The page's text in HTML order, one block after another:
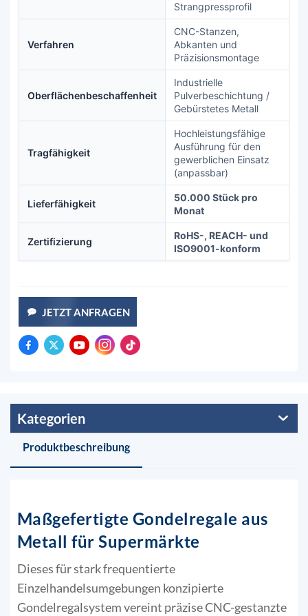
Strangpressprofil
Verfahren
CNC-Stanzen,
Abkanten und
Präzisionsmontage
Oberflächenbeschaffenheit
Industrielle
Pulverbeschichtung /
Gebürstetes Metall
Tragfähigkeit
Hochleistungsfähige
Ausführung für den
gewerblichen Einsatz
(anpassbar)
Lieferfähigkeit
50.000 Stück pro
Monat
Zertifizierung
RoHS-, REACH- und
ISO9001-konform
JETZT ANFRAGEN
Kategorien
Produktbeschreibung
Maßgefertigte Gondelregale aus
Metall für Supermärkte
Dieses für stark frequentierte
Einzelhandelsumgebungen konzipierte
Gondelregalsystem vereint präzise CNC-gestanzte